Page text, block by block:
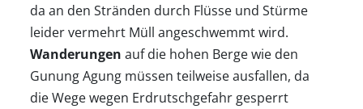
da an den Stränden durch Flüsse und Stürme
leider vermehrt Müll angeschwemmt wird.
Wanderungen auf die hohen Berge wie den
Gunung Agung müssen teilweise ausfallen, da
die Wege wegen Erdrutschgefahr gesperrt